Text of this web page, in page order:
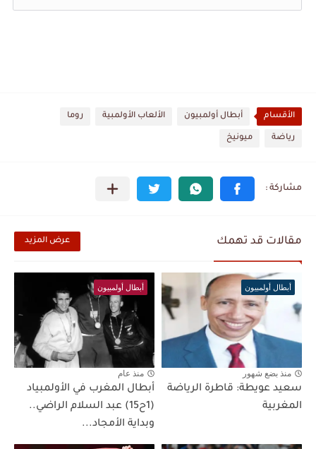
الأقسام أبطال أولمبيون الألعاب الأولمبية روما
رياضة ميونيخ
مقالات قد تهمك عرض المزيد
أبطال أولمبيون
منذ بضع شهور
سعيد عويطة: قاطرة الرياضة
المغربية
أبطال أولمبيون
منذ عام
أبطال المغرب في الأولمبياد
(1ح15) عبد السلام الراضي..
وبداية الأمجاد...